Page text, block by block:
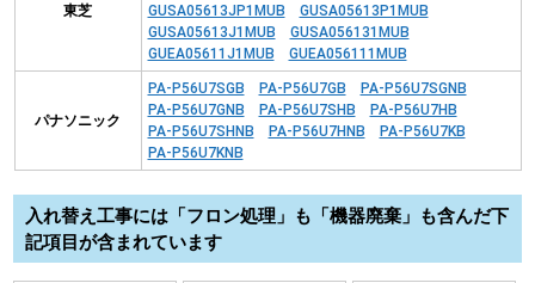
東芝
GUSA05613JP1MUB
GUSA05613P1MUB
GUSA05613J1MUB
GUSA056131MUB
GUEA05611J1MUB
GUEA056111MUB
パナソニック
PA-P56U7SGB PA-P56U7GB
PA-P56U7SGNB
PA-P56U7GNB
PA-P56U7SHB
PA-P56U7HB
PA-P56U7SHNB
PA-P56U7HNB
PA-P56U7KB
PA-P56U7KNB
入れ替え工事には「フロン処理」も「機器廃棄」も含んだ下
記項目が含まれています